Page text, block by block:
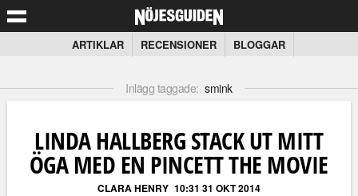
ARTIKLAR RECENSIONER BLOGGAR
Inlägg taggade: smink
LINDA HALLBERG STACK UT MITT
ÖGA MED EN PINCETT THE MOVIE
CLARA HENRY 10:31 31 OKT 2014